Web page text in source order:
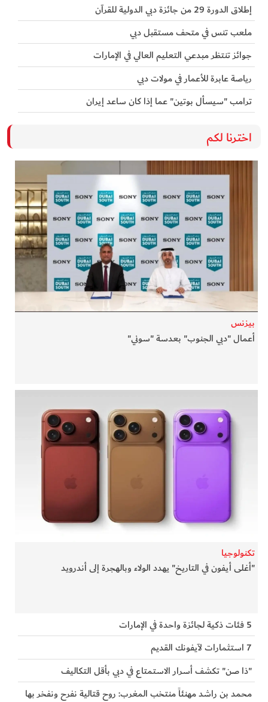
إطلاق الدورة 29 من جائزة دبي الدولية للقرآن
ملعب تنس في متحف مستقبل دبي
جوائز تنتظر مبدعي التعليم العالي في الإمارات
رياصة عابرة للأعمار في مولات دبي
ترامب "سيسأل بوتين" عما إذا كان ساعد إيران
اخترنا لكم
بيزنس
أعمال "دبي الجنوب" بعدسة "سوني"
تكنولوجيا
"أغلى أيفون في التاريخ" يهدد الولاء وبالهجرة إلى أندرويد
5 فئات ذكية لجائزة واحدة في الإمارات
7 استثمارات لآيفونك القديم
"ذا صن" تكشف أسرار الاستمتاع في دبي بأقل التكاليف
محمد بن راشد مهنئاً منتخب المغرب: روح قتالية نفرح ونفخر بها